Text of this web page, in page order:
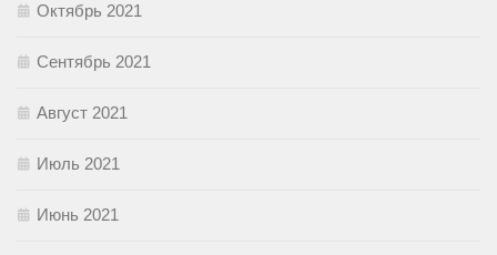
Октябрь 2021
Сентябрь 2021
Август 2021
Июль 2021
Июнь 2021